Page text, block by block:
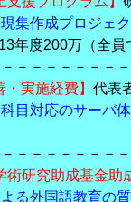
現集作成プロジェ
万（全員
－－－－－－－
実施経費】 代表
科目対応のサーバ
－－－－－－－
術研究助成基金
よる外国語教育の